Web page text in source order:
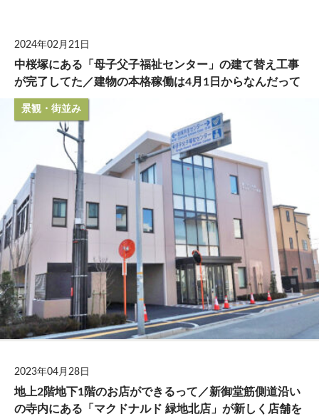
2024年02月21日
中桜塚にある「母子父子福祉センター」の建て替え工事
が完了してた／建物の本格稼働は4月1日からなんだって
景観・街並み
2023年04月28日
地上2階地下1階のお店ができるって／新御堂筋側道沿い
の寺内にある「マクドナルド 緑地北店」が新しく店舗を